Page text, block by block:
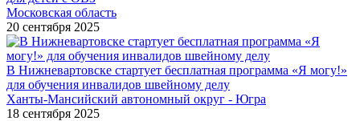
Московская область
20 сентября 2025
В Нижневартовске стартует бесплатная программа «Я могу!»
для обучения инвалидов швейному делу
Ханты-Мансийский автономный округ - Югра
18 сентября 2025